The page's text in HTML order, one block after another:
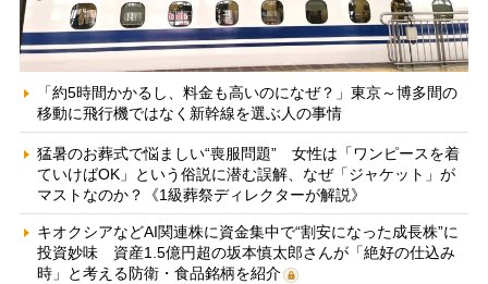
「約5時間かかるし、料金も高いのになぜ？」東京～博多間の
移動に飛行機ではなく新幹線を選ぶ人の事情
猛暑のお葬式で悩ましい“喪服問題” 女性は「ワンピースを着
ていけばOK」という俗説に潜む誤解、なぜ「ジャケット」が
マストなのか？《1級葬祭ディレクターが解説》
キオクシアなどAI関連株に資金集中で“割安になった成長株”に
投資妙味 資産1.5億円超の坂本慎太郎さんが「絶好の仕込み
時」と考える防衛・食品銘柄を紹介